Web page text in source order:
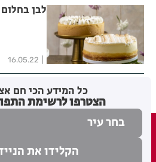
לבן
16.05.22
כל המידע הכי חם
הצטרפו לרשימת